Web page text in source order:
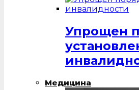
Упрощен
Медицина